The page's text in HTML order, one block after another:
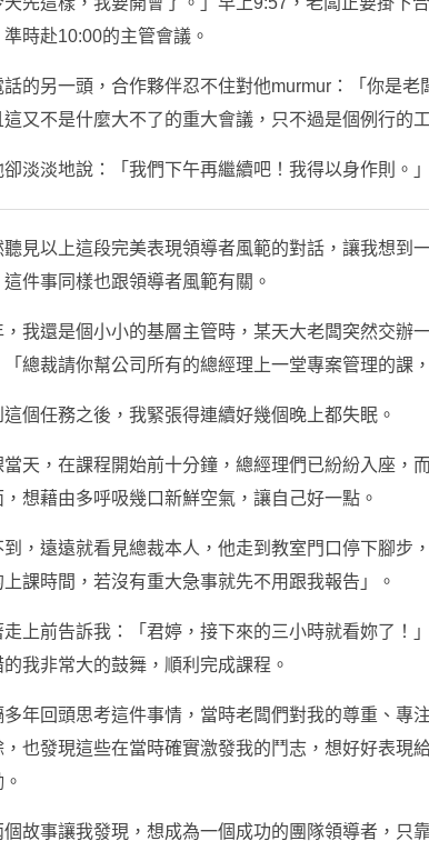
準時赴10:00的主管會議。
話的另一頭，合作夥伴忍不住對他murmur：「你是老
這又不是什麼大不了的重大會議，只不過是個例行的
卻淡淡地說：「我們下午再繼續吧！我得以身作則。」
聽見以上這段完美表現領導者風範的對話，讓我想到
這件事同樣也跟領導者風範有關。
，我還是個小小的基層主管時，某天大老闆突然交辦
「總裁請你幫公司所有的總經理上一堂專案管理的課
這個任務之後，我緊張得連續好幾個晚上都失眠。
當天，在課程開始前十分鐘，總經理們已紛紛入座，
，想藉由多呼吸幾口新鮮空氣，讓自己好一點。
到，遠遠就看見總裁本人，他走到教室門口停下腳步
上課時間，若沒有重大急事就先不用跟我報告」。
走上前告訴我：「君婷，接下來的三小時就看妳了！
的我非常大的鼓舞，順利完成課程。
多年回頭思考這件事情，當時老闆們對我的尊重、專
，也發現這些在當時確實激發我的鬥志，想好好表現
個故事讓我發現，想成為一個成功的團隊領導者，只